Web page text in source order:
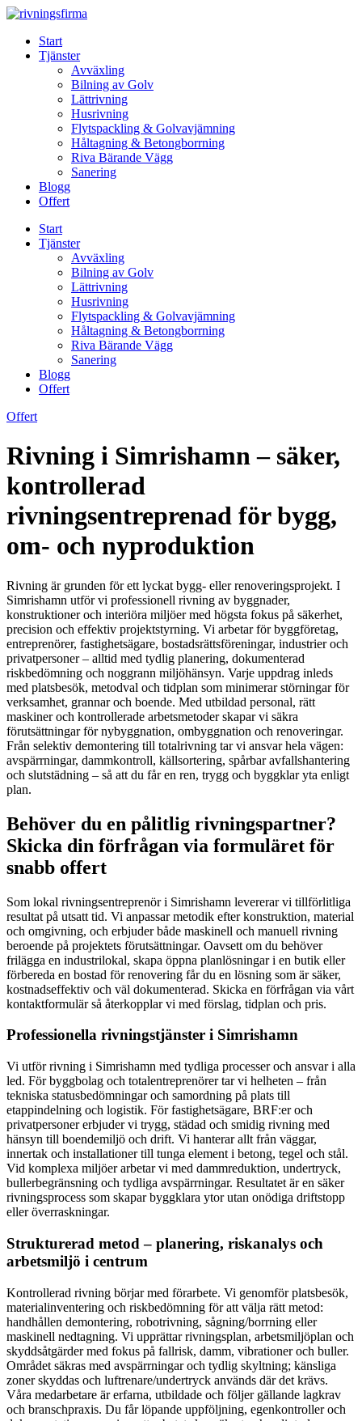
Skip
contentStart
Tjänster
Avväxling
Bilning av Golv
Lättrivning
Husrivning
Flytspackling & Golvavjämning
Håltagning & Betongborrning
Riva Bärande Vägg
Sanering
Blogg
Offert
Start
Tjänster
Avväxling
Bilning av Golv
Lättrivning
Husrivning
Flytspackling & Golvavjämning
Håltagning & Betongborrning
Riva Bärande Vägg
Sanering
Blogg
Offert
Offert
Rivning i Simrishamn – säker,
kontrollerad
rivningsentreprenad för bygg,
om- och nyproduktion
Rivning är grunden för ett lyckat bygg- eller renoveringsprojekt. I
Simrishamn utför vi professionell rivning av byggnader,
konstruktioner och interiöra miljöer med högsta fokus på säkerhet,
precision och effektiv projektstyrning. Vi arbetar för byggföretag,
entreprenörer, fastighetsägare, bostadsrättsföreningar, industrier och
privatpersoner – alltid med tydlig planering, dokumenterad
riskbedömning och noggrann miljöhänsyn. Varje uppdrag inleds
med platsbesök, metodval och tidplan som minimerar störningar för
verksamhet, grannar och boende. Med utbildad personal, rätt
maskiner och kontrollerade arbetsmetoder skapar vi säkra
förutsättningar för nybyggnation, ombyggnation och renoveringar.
Från selektiv demontering till totalrivning tar vi ansvar hela vägen:
avspärrningar, dammkontroll, källsortering, spårbar avfallshantering
och slutstädning – så att du får en ren, trygg och byggklar yta enligt
plan.
Behöver du en pålitlig rivningspartner?
Skicka din förfrågan via formuläret för
snabb offert
Som lokal rivningsentreprenör i Simrishamn levererar vi tillförlitliga
resultat på utsatt tid. Vi anpassar metodik efter konstruktion, material
och omgivning, och erbjuder både maskinell och manuell rivning
beroende på projektets förutsättningar. Oavsett om du behöver
frilägga en industrilokal, skapa öppna planlösningar i en butik eller
förbereda en bostad för renovering får du en lösning som är säker,
kostnadseffektiv och väl dokumenterad. Skicka en förfrågan via vårt
kontaktformulär så återkopplar vi med förslag, tidplan och pris.
Professionella rivningstjänster i Simrishamn
Vi utför rivning i Simrishamn med tydliga processer och ansvar i alla
led. För byggbolag och totalentreprenörer tar vi helheten – från
tekniska statusbedömningar och samordning på plats till
etappindelning och logistik. För fastighetsägare, BRF:er och
privatpersoner erbjuder vi trygg, städad och smidig rivning med
hänsyn till boendemiljö och drift. Vi hanterar allt från väggar,
innertak och installationer till tunga element i betong, tegel och stål.
Vid komplexa miljöer arbetar vi med dammreduktion, undertryck,
bullerbegränsning och tydliga avspärrningar. Resultatet är en säker
rivningsprocess som skapar byggklara ytor utan onödiga driftstopp
eller överraskningar.
Strukturerad metod – planering, riskanalys och
arbetsmiljö i centrum
Kontrollerad rivning börjar med förarbete. Vi genomför platsbesök,
materialinventering och riskbedömning för att välja rätt metod:
handhållen demontering, robotrivning, sågning/borrning eller
maskinell nedtagning. Vi upprättar rivningsplan, arbetsmiljöplan och
skyddsåtgärder med fokus på fallrisk, damm, vibrationer och buller.
Området säkras med avspärrningar och tydlig skyltning; känsliga
zoner skyddas och luftrenare/undertryck används där det krävs.
Våra medarbetare är erfarna, utbildade och följer gällande lagkrav
och branschpraxis. Du får löpande uppföljning, egenkontroller och